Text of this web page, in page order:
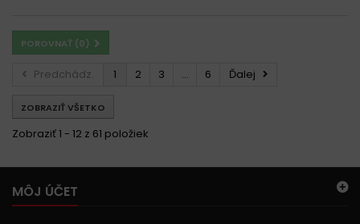
POROVNAŤ (0)
Predchádz. 1 2 3 ... 6 Ďalej
ZOBRAZIŤ VŠETKO
Zobraziť 1 - 12 z 61 položiek
MÔJ ÚČET